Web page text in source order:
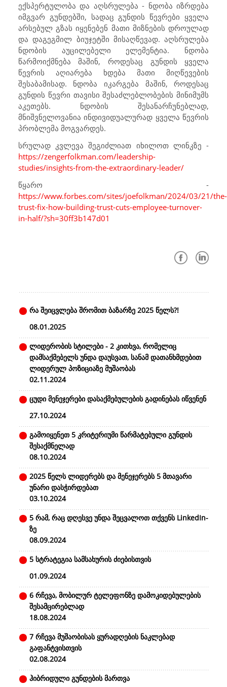
ექსპერტულობა და აღსრულება - ნდობა იზრდება
იმგვარ გუნდებში, სადაც გუნდის წევრები ყველა
არსებულ გზას იყენებენ მათი მიზნების დროულად
და დაგეგმილ ბიუჯეტში მისაღწევად. აღსრულება
ნდობის აუცილებელი ელემენტია. ნდობა
წარმოიქმნება მაშინ, როდესაც გუნდის ყველა
წევრის აღიარება ხდება მათი მიღწევების
შესაბამისად. ნდობა იკარგება მაშინ, როდესაც
გუნდის წევრი თავისი შესაძლებლობების მინიმუმს
აკეთებს. ნდობის შესანარჩუნებლად,
მნიშვნელოვანია ინდივიდუალურად ყველა წევრის
პრობლემა მოგვარდეს.
სრულად კვლევა შეგიძლიათ იხილოთ ლინკზე -
https://zengerfolkman.com/leadership-
studies/insights-from-the-extraordinary-leader/
წყარო -
https://www.forbes.com/sites/joefolkman/2024/03/21/the-
trust-fix-how-building-trust-cuts-employee-turnover-
in-half/?sh=30ff3b147d01
რა შეიცვლება შრომით ბაზარზე 2025 წელს?!
08.01.2025
ლიდერობის სტილები - 2 კითხვა, რომელიც
დამსაქმებელს უნდა დაუსვათ, სანამ დათანხმდებით
ლიდერულ პოზიციაზე მუშაობას
02.11.2024
ცუდი მენეჯერები დასაქმებულების გადინებას იწვენენ
27.10.2024
გამოიყენეთ 5 კრიტერიუმი წარმატებული გუნდის
შესაქმნელად
08.10.2024
2025 წელს ლიდერებს და მენეჯერებს 5 მთავარი
უნარი დასჭირდებათ
03.10.2024
5 რამ, რაც დღესვე უნდა შეცვალოთ თქვენს LinkedIn-
ზე
08.09.2024
5 სტრატეგია სამსახურის ძიებისთვის
01.09.2024
6 რჩევა, მობილურ ტელეფონზე დამოკიდებულების
შესამცირებლად
18.08.2024
7 რჩევა მუშაობისას ყურადღების ნაკლებად
გაფანტვისთვის
02.08.2024
ჰიბრიდული გუნდების მართვა